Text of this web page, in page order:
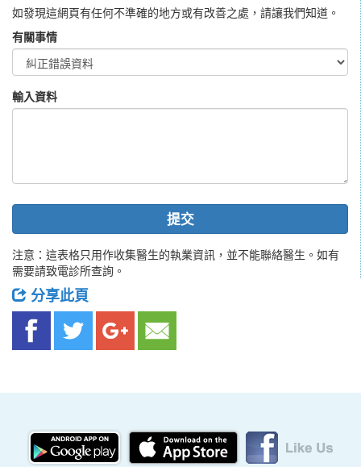
如發現這網頁有任何不準確的地方或有改善之處，請讓我們知道。
有關事情
輸入資料
提交
注意：這表格只用作收集醫生的執業資訊，並不能聯絡醫生。如有
需要請致電診所查詢。
分享此頁